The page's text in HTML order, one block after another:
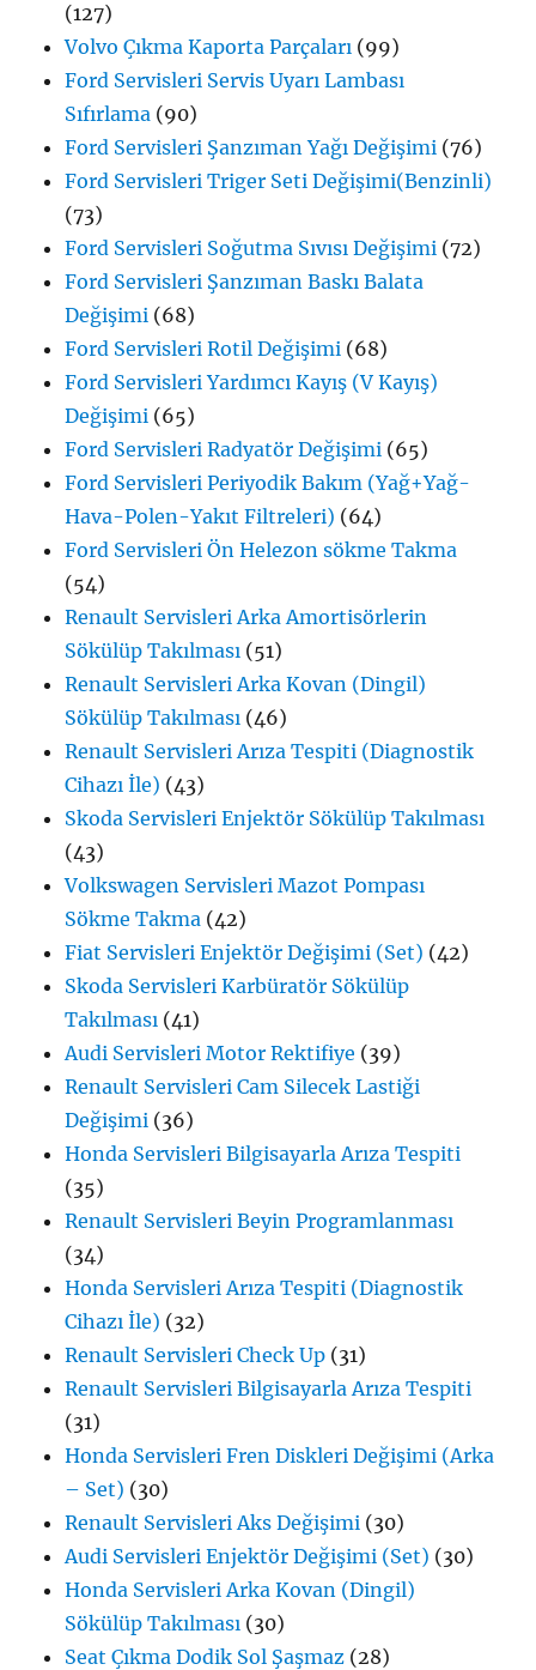
(127)
Volvo Çıkma Kaporta Parçaları (99)
Ford Servisleri Servis Uyarı Lambası
Sıfırlama (90)
Ford Servisleri Şanzıman Yağı Değişimi (76)
Ford Servisleri Triger Seti Değişimi(Benzinli)
(73)
Ford Servisleri Soğutma Sıvısı Değişimi (72)
Ford Servisleri Şanzıman Baskı Balata
Değişimi (68)
Ford Servisleri Rotil Değişimi (68)
Ford Servisleri Yardımcı Kayış (V Kayış)
Değişimi (65)
Ford Servisleri Radyatör Değişimi (65)
Ford Servisleri Periyodik Bakım (Yağ+Yağ-
Hava-Polen-Yakıt Filtreleri) (64)
Ford Servisleri Ön Helezon sökme Takma
(54)
Renault Servisleri Arka Amortisörlerin
Sökülüp Takılması (51)
Renault Servisleri Arka Kovan (Dingil)
Sökülüp Takılması (46)
Renault Servisleri Arıza Tespiti (Diagnostik
Cihazı İle) (43)
Skoda Servisleri Enjektör Sökülüp Takılması
(43)
Volkswagen Servisleri Mazot Pompası
Sökme Takma (42)
Fiat Servisleri Enjektör Değişimi (Set) (42)
Skoda Servisleri Karbüratör Sökülüp
Takılması (41)
Audi Servisleri Motor Rektifiye (39)
Renault Servisleri Cam Silecek Lastiği
Değişimi (36)
Honda Servisleri Bilgisayarla Arıza Tespiti
(35)
Renault Servisleri Beyin Programlanması
(34)
Honda Servisleri Arıza Tespiti (Diagnostik
Cihazı İle) (32)
Renault Servisleri Check Up (31)
Renault Servisleri Bilgisayarla Arıza Tespiti
(31)
Honda Servisleri Fren Diskleri Değişimi (Arka
– Set) (30)
Renault Servisleri Aks Değişimi (30)
Audi Servisleri Enjektör Değişimi (Set) (30)
Honda Servisleri Arka Kovan (Dingil)
Sökülüp Takılması (30)
Seat Çıkma Dodik Sol Şaşmaz (28)